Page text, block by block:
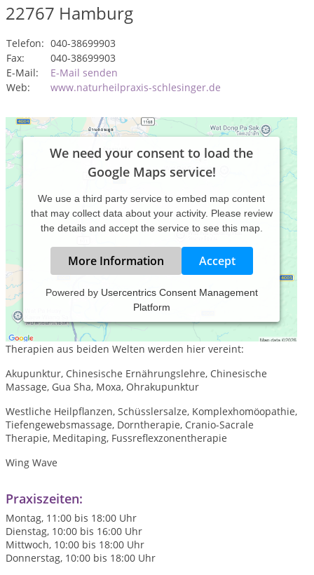
22767 Hamburg
Telefon: 040-38699903
Fax:
040-38699903
E-Mail:
E-Mail senden
Web:
www.naturheilpraxis-schlesinger.de
We need your consent to load the
Google Maps service!
We use a third party service to embed map content
that may collect data about your activity. Please review
the details and accept the service to see this map.
More Information Accept
Powered by Usercentrics Consent Management
Platform
Praxis für Traditionelle Chinesische und Abendländische
Medizin.
Therapien aus beiden Welten werden hier vereint:
Akupunktur, Chinesische Ernährungslehre, Chinesische
Massage, Gua Sha, Moxa, Ohrakupunktur
Westliche Heilpflanzen, Schüsslersalze, Komplexhomöopathie,
Tiefengewebsmassage, Dorntherapie, Cranio-Sacrale
Therapie, Meditaping, Fussreflexzonentherapie
Wing Wave
Praxiszeiten:
Montag, 11:00 bis 18:00 Uhr
Dienstag, 10:00 bis 16:00 Uhr
Mittwoch, 10:00 bis 18:00 Uhr
Donnerstag, 10:00 bis 18:00 Uhr